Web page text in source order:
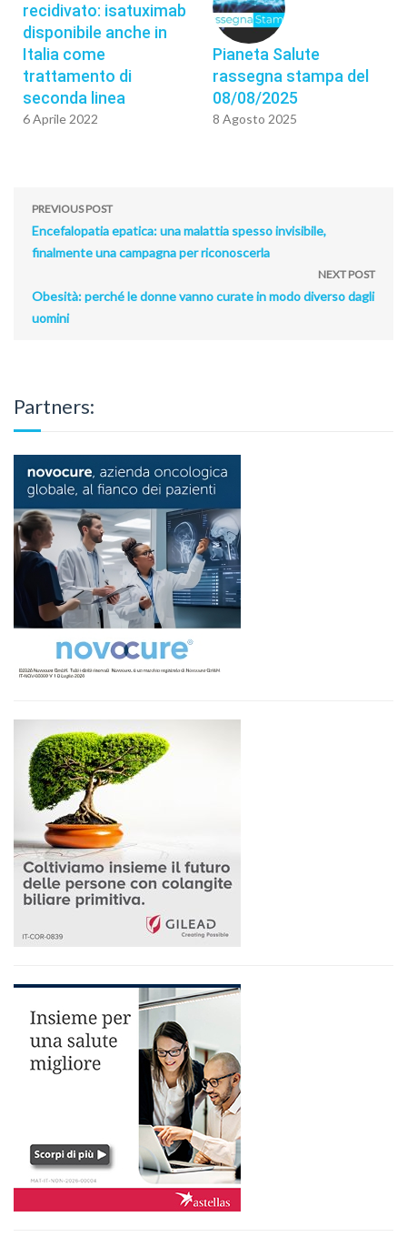
recidivato: isatuximab
disponibile anche in
Italia come
trattamento di
seconda linea
6 Aprile 2022
Pianeta Salute
rassegna stampa del
08/08/2025
8 Agosto 2025
PREVIOUS POST
Encefalopatia epatica: una malattia spesso invisibile,
finalmente una campagna per riconoscerla
NEXT POST
Obesità: perché le donne vanno curate in modo diverso dagli
uomini
Partners: